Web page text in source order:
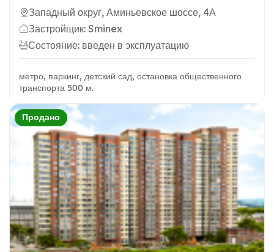
Западный округ, Аминьевское шоссе, 4А
Застройщик: Sminex
Состояние: введен в эксплуатацию
метро, паркинг, детский сад, остановка общественного
транспорта 500 м.
Продано